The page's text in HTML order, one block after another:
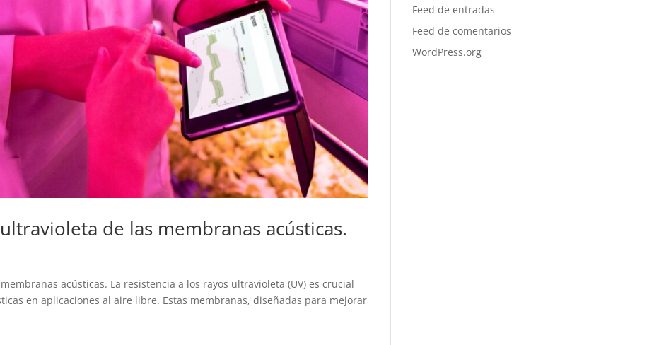
de las membranas acústicas.
acústicas. La resistencia a los rayos ultravioleta (UV) es crucial
en aplicaciones al aire libre. Estas membranas, diseñadas para mejorar
Feed de entradas
Feed de comentarios
WordPress.org